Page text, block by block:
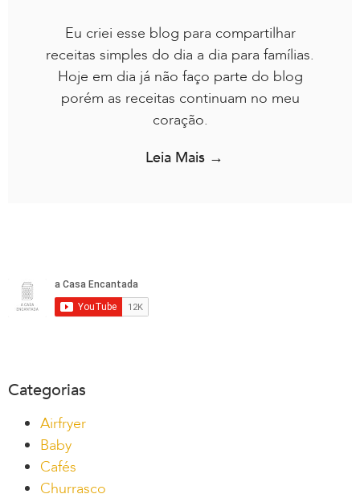
Eu criei esse blog para compartilhar
receitas simples do dia a dia para famílias.
Hoje em dia já não faço parte do blog
porém as receitas continuam no meu
coração.
Leia Mais →
Categorias
Airfryer
Baby
Cafés
Churrasco